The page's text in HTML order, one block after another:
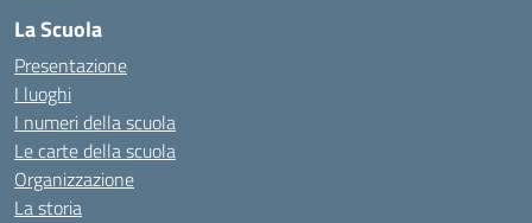
La Scuola
Presentazione
I luoghi
I numeri della scuola
Le carte della scuola
Organizzazione
La storia